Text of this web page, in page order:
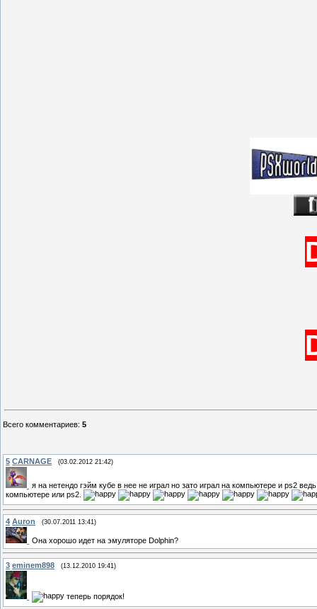
Всего комментариев: 5
5 CARNAGE (03.02.2012 21:42)
я на нетендо гэйм кубе в нее не играл но зато играл на компьютере и ps2
компьютере или ps2.
4 Auron (30.07.2011 13:41)
Она хорошо идет на эмуляторе Dolphin?
3 eminem898 (13.12.2010 19:41)
теперь порядок!